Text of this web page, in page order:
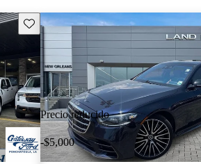
Guarda este Aviso
Precio reducido
-$5,000